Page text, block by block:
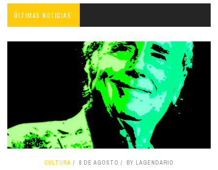
ÚLTIMAS NOTICIAS'
CULTURA 8 DE AGOSTO BY LAGENDARIO